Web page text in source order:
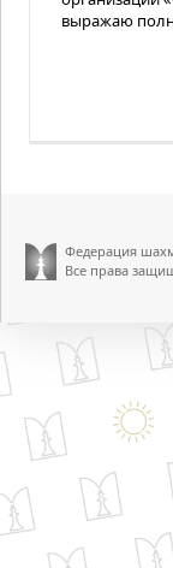
выражаю
Федерация
Все права